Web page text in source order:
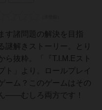
す諸問題の解決を目指
謎解きストーリー。とり
ら抜粋。「『T.I.M.Eスト
ト」より。ロールプレイ
ーム？このゲームはその
――むしろ両方です！